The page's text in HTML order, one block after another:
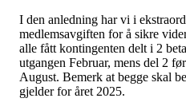
I den anledning har vi i
medlemsavgiften for å sikre
alle fått kontingenten delt i 2
utgangen Februar, mens del 2
August. Bemerk at begge skal
gjelder for året 2025.